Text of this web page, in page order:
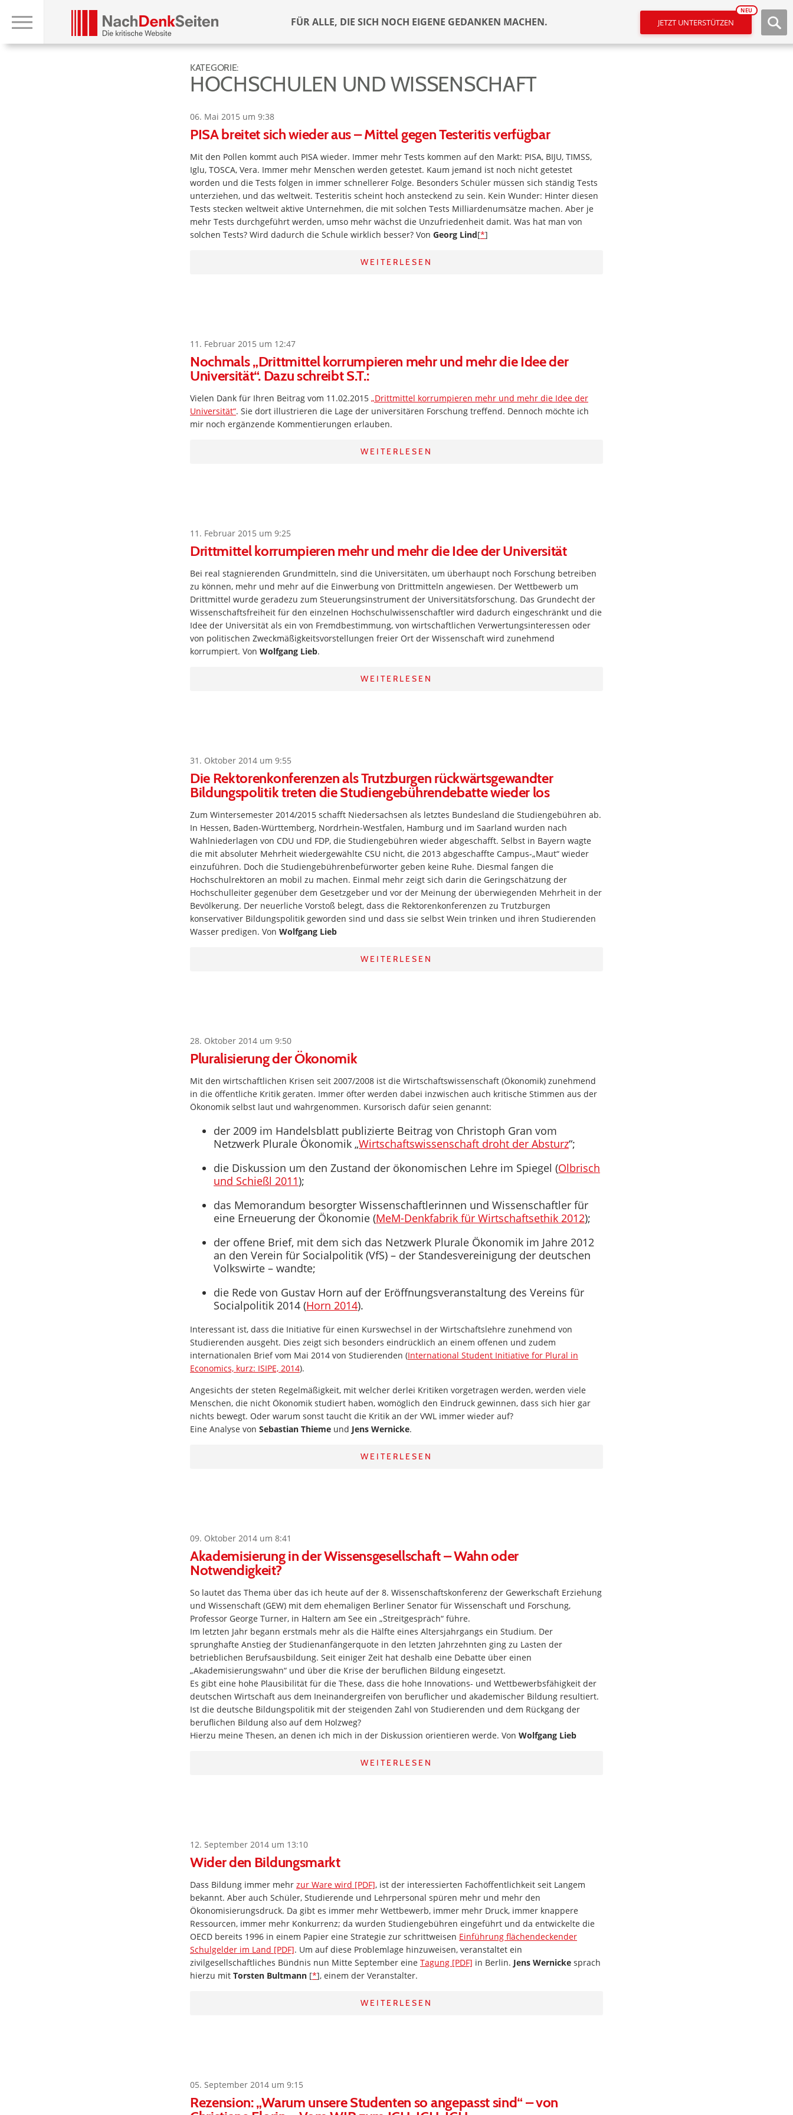
FÜR ALLE, DIE SICH NOCH EIGENE GEDANKEN MACHEN. JETZT UNTERSTÜTZEN
NEU
KATEGORIE:
HOCHSCHULEN UND WISSENSCHAFT
06. Mai 2015 um 9:38
PISA breitet sich wieder aus – Mittel gegen Testeritis verfügbar
Mit den Pollen kommt auch PISA wieder. Immer mehr Tests kommen auf den Markt: PISA, BIJU, TIMSS,
Iglu, TOSCA, Vera. Immer mehr Menschen werden getestet. Kaum jemand ist noch nicht getestet
worden und die Tests folgen in immer schnellerer Folge. Besonders Schüler müssen sich ständig Tests
unterziehen, und das weltweit. Testeritis scheint hoch ansteckend zu sein. Kein Wunder: Hinter diesen
Tests stecken weltweit aktive Unternehmen, die mit solchen Tests Milliardenumsätze machen. Aber je
mehr Tests durchgeführt werden, umso mehr wächst die Unzufriedenheit damit. Was hat man von
solchen Tests? Wird dadurch die Schule wirklich besser? Von Georg Lind[*]
WEITERLESEN
11. Februar 2015 um 12:47
Nochmals „Drittmittel korrumpieren mehr und mehr die Idee der
Universität“. Dazu schreibt S.T.:
Vielen Dank für Ihren Beitrag vom 11.02.2015 „Drittmittel korrumpieren mehr und mehr die Idee der
Universität“. Sie dort illustrieren die Lage der universitären Forschung treffend. Dennoch möchte ich
mir noch ergänzende Kommentierungen erlauben.
WEITERLESEN
11. Februar 2015 um 9:25
Drittmittel korrumpieren mehr und mehr die Idee der Universität
Bei real stagnierenden Grundmitteln, sind die Universitäten, um überhaupt noch Forschung betreiben
zu können, mehr und mehr auf die Einwerbung von Drittmitteln angewiesen. Der Wettbewerb um
Drittmittel wurde geradezu zum Steuerungsinstrument der Universitätsforschung. Das Grundecht der
Wissenschaftsfreiheit für den einzelnen Hochschulwissenschaftler wird dadurch eingeschränkt und die
Idee der Universität als ein von Fremdbestimmung, von wirtschaftlichen Verwertungsinteressen oder
von politischen Zweckmäßigkeitsvorstellungen freier Ort der Wissenschaft wird zunehmend
korrumpiert. Von Wolfgang Lieb.
WEITERLESEN
31. Oktober 2014 um 9:55
Die Rektorenkonferenzen als Trutzburgen rückwärtsgewandter
Bildungspolitik treten die Studiengebührendebatte wieder los
Zum Wintersemester 2014/2015 schafft Niedersachsen als letztes Bundesland die Studiengebühren ab.
In Hessen, Baden-Württemberg, Nordrhein-Westfalen, Hamburg und im Saarland wurden nach
Wahlniederlagen von CDU und FDP, die Studiengebühren wieder abgeschafft. Selbst in Bayern wagte
die mit absoluter Mehrheit wiedergewählte CSU nicht, die 2013 abgeschaffte Campus-„Maut“ wieder
einzuführen. Doch die Studiengebührenbefürworter geben keine Ruhe. Diesmal fangen die
Hochschulrektoren an mobil zu machen. Einmal mehr zeigt sich darin die Geringschätzung der
Hochschulleiter gegenüber dem Gesetzgeber und vor der Meinung der überwiegenden Mehrheit in der
Bevölkerung. Der neuerliche Vorstoß belegt, dass die Rektorenkonferenzen zu Trutzburgen
konservativer Bildungspolitik geworden sind und dass sie selbst Wein trinken und ihren Studierenden
Wasser predigen. Von Wolfgang Lieb
WEITERLESEN
28. Oktober 2014 um 9:50
Pluralisierung der Ökonomik
Mit den wirtschaftlichen Krisen seit 2007/2008 ist die Wirtschaftswissenschaft (Ökonomik) zunehmend
in die öffentliche Kritik geraten. Immer öfter werden dabei inzwischen auch kritische Stimmen aus der
Ökonomik selbst laut und wahrgenommen. Kursorisch dafür seien genannt:
der 2009 im Handelsblatt publizierte Beitrag von Christoph Gran vom
Netzwerk Plurale Ökonomik „Wirtschaftswissenschaft droht der Absturz“;
die Diskussion um den Zustand der ökonomischen Lehre im Spiegel (Olbrisch
und Schießl 2011);
das Memorandum besorgter Wissenschaftlerinnen und Wissenschaftler für
eine Erneuerung der Ökonomie (MeM-Denkfabrik für Wirtschaftsethik 2012);
der offene Brief, mit dem sich das Netzwerk Plurale Ökonomik im Jahre 2012
an den Verein für Socialpolitik (VfS) – der Standesvereinigung der deutschen
Volkswirte – wandte;
die Rede von Gustav Horn auf der Eröffnungsveranstaltung des Vereins für
Socialpolitik 2014 (Horn 2014).
Interessant ist, dass die Initiative für einen Kurswechsel in der Wirtschaftslehre zunehmend von
Studierenden ausgeht. Dies zeigt sich besonders eindrücklich an einem offenen und zudem
internationalen Brief vom Mai 2014 von Studierenden (International Student Initiative for Plural in
Economics, kurz: ISIPE, 2014).
Angesichts der steten Regelmäßigkeit, mit welcher derlei Kritiken vorgetragen werden, werden viele
Menschen, die nicht Ökonomik studiert haben, womöglich den Eindruck gewinnen, dass sich hier gar
nichts bewegt. Oder warum sonst taucht die Kritik an der VWL immer wieder auf?
Eine Analyse von Sebastian Thieme und Jens Wernicke.
WEITERLESEN
09. Oktober 2014 um 8:41
Akademisierung in der Wissensgesellschaft – Wahn oder
Notwendigkeit?
So lautet das Thema über das ich heute auf der 8. Wissenschaftskonferenz der Gewerkschaft Erziehung
und Wissenschaft (GEW) mit dem ehemaligen Berliner Senator für Wissenschaft und Forschung,
Professor George Turner, in Haltern am See ein „Streitgespräch“ führe.
Im letzten Jahr begann erstmals mehr als die Hälfte eines Altersjahrgangs ein Studium. Der
sprunghafte Anstieg der Studienanfängerquote in den letzten Jahrzehnten ging zu Lasten der
betrieblichen Berufsausbildung. Seit einiger Zeit hat deshalb eine Debatte über einen
„Akademisierungswahn“ und über die Krise der beruflichen Bildung eingesetzt.
Es gibt eine hohe Plausibilität für die These, dass die hohe Innovations- und Wettbewerbsfähigkeit der
deutschen Wirtschaft aus dem Ineinandergreifen von beruflicher und akademischer Bildung resultiert.
Ist die deutsche Bildungspolitik mit der steigenden Zahl von Studierenden und dem Rückgang der
beruflichen Bildung also auf dem Holzweg?
Hierzu meine Thesen, an denen ich mich in der Diskussion orientieren werde. Von Wolfgang Lieb
WEITERLESEN
12. September 2014 um 13:10
Wider den Bildungsmarkt
Dass Bildung immer mehr zur Ware wird [PDF], ist der interessierten Fachöffentlichkeit seit Langem
bekannt. Aber auch Schüler, Studierende und Lehrpersonal spüren mehr und mehr den
Ökonomisierungsdruck. Da gibt es immer mehr Wettbewerb, immer mehr Druck, immer knappere
Ressourcen, immer mehr Konkurrenz; da wurden Studiengebühren eingeführt und da entwickelte die
OECD bereits 1996 in einem Papier eine Strategie zur schrittweisen Einführung flächendeckender
Schulgelder im Land [PDF]. Um auf diese Problemlage hinzuweisen, veranstaltet ein
zivilgesellschaftliches Bündnis nun Mitte September eine Tagung [PDF] in Berlin. Jens Wernicke sprach
hierzu mit Torsten Bultmann [*], einem der Veranstalter.
WEITERLESEN
05. September 2014 um 9:15
Rezension: „Warum unsere Studenten so angepasst sind“ – von